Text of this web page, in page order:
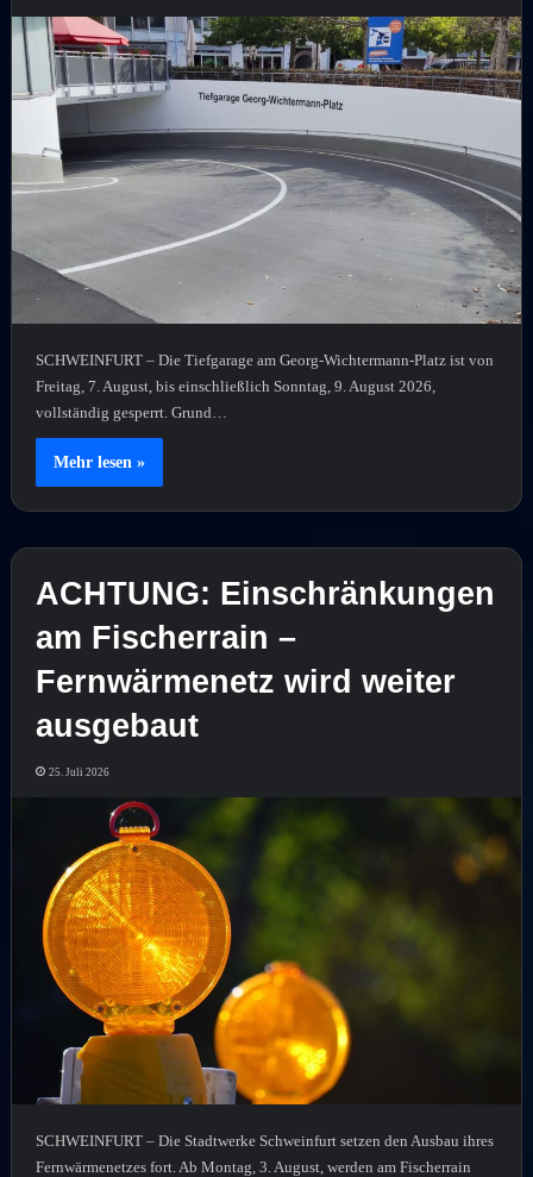
SCHWEINFURT – Die Tiefgarage am Georg-Wichtermann-Platz ist von
Freitag, 7. August, bis einschließlich Sonntag, 9. August 2026,
vollständig gesperrt. Grund…
Mehr lesen »
ACHTUNG: Einschränkungen
am Fischerrain –
Fernwärmenetz wird weiter
ausgebaut
25. Juli 2026
SCHWEINFURT – Die Stadtwerke Schweinfurt setzen den Ausbau ihres
Fernwärmenetzes fort. Ab Montag, 3. August, werden am Fischerrain